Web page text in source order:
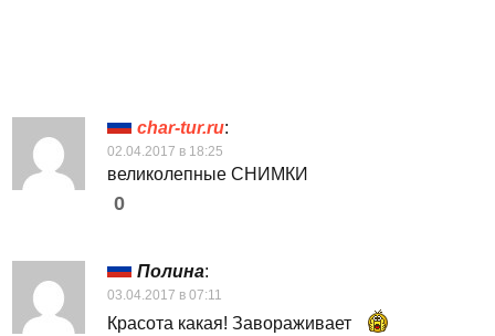
char-tur.ru:
02.04.2017 в 18:25
великолепные СНИМКИ
0
Полина:
03.04.2017 в 07:11
Красота какая! Завораживает